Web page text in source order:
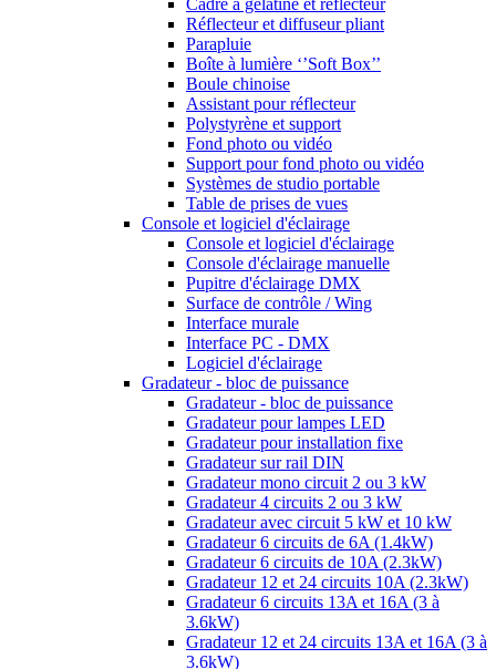
Cadre à gélatine et réflecteur
Réflecteur et diffuseur pliant
Parapluie
Boîte à lumière ‘’Soft Box’’
Boule chinoise
Assistant pour réflecteur
Polystyrène et support
Fond photo ou vidéo
Support pour fond photo ou vidéo
Systèmes de studio portable
Table de prises de vues
Console et logiciel d'éclairage
Console et logiciel d'éclairage
Console d'éclairage manuelle
Pupitre d'éclairage DMX
Surface de contrôle / Wing
Interface murale
Interface PC - DMX
Logiciel d'éclairage
Gradateur - bloc de puissance
Gradateur - bloc de puissance
Gradateur pour lampes LED
Gradateur pour installation fixe
Gradateur sur rail DIN
Gradateur mono circuit 2 ou 3 kW
Gradateur 4 circuits 2 ou 3 kW
Gradateur avec circuit 5 kW et 10 kW
Gradateur 6 circuits de 6A (1.4kW)
Gradateur 6 circuits de 10A (2.3kW)
Gradateur 12 et 24 circuits 10A (2.3kW)
Gradateur 6 circuits 13A et 16A (3 à
3.6kW)
Gradateur 12 et 24 circuits 13A et 16A (3 à
3.6kW)